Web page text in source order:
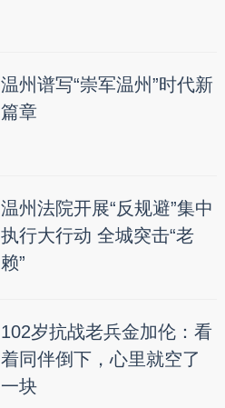
温州谱写“崇军温州”时代新
篇章
温州法院开展“反规避”集中
执行大行动 全城突击“老
赖”
102岁抗战老兵金加伦：看
着同伴倒下，心里就空了
一块